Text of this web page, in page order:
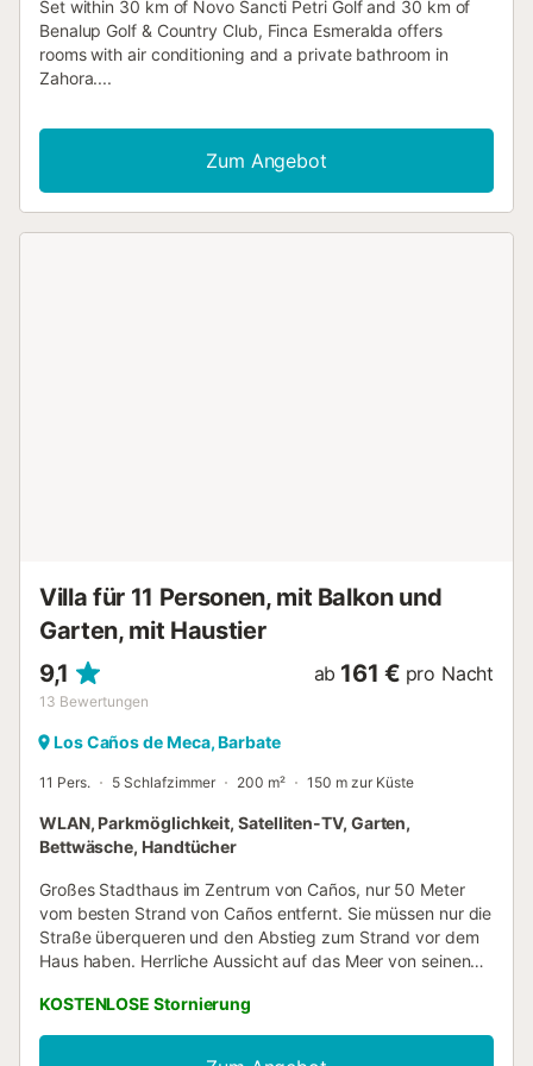
Set within 30 km of Novo Sancti Petri Golf and 30 km of
Benalup Golf & Country Club, Finca Esmeralda offers
rooms with air conditioning and a private bathroom in
Zahora....
Zum Angebot
Villa für 11 Personen, mit Balkon und
Garten, mit Haustier
9,1
13 Bewertungen
ab 161 € pro Nacht
Los Caños de Meca, Barbate
11 Pers. 5 Schlafzimmer 200 m² 150 m zur Küste
WLAN, Parkmöglichkeit, Satelliten-TV, Garten,
Bettwäsche, Handtücher
Großes Stadthaus im Zentrum von Caños, nur 50 Meter
vom besten Strand von Caños entfernt. Sie müssen nur die
Straße überqueren und den Abstieg zum Strand vor dem
Haus haben. Herrliche Aussicht auf das Meer von seinen
(10 Plätze) mit Meerblick. Grosses Wohnzimmer mit Kamin;
zwei Badezimmer; voll ausgestattete küche. Zwei
Terrassen im privaten Garten, der das Haus umgibt, eine
KOSTENLOSE Stornierung